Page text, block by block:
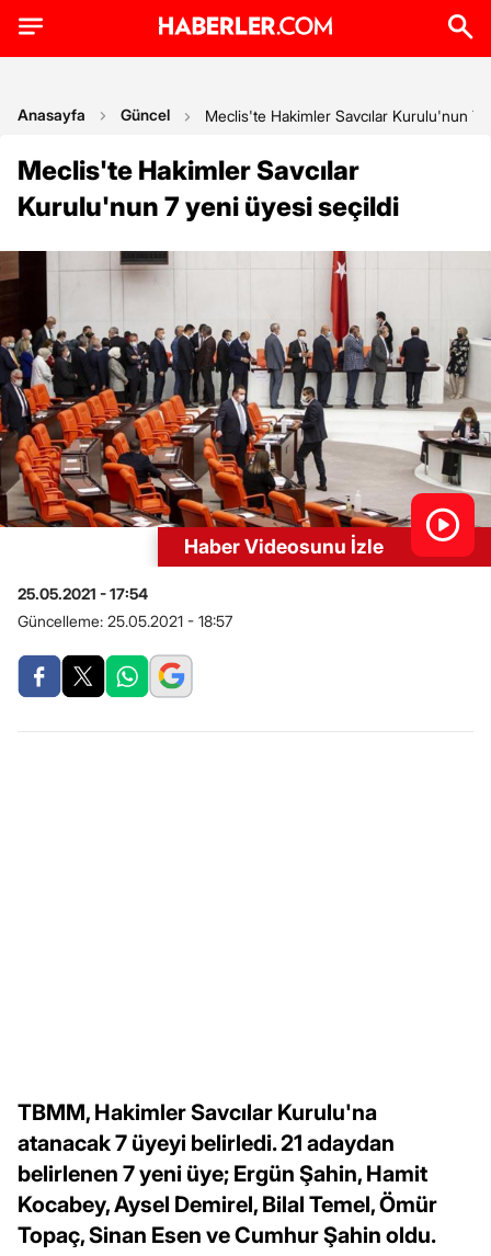
Anasayfa Güncel Meclis'te Hakimler Savcılar Kurulu'nun 7
Meclis'te Hakimler Savcılar
Kurulu'nun 7 yeni üyesi seçildi
Haber Videosunu İzle
25.05.2021 - 17:54
Güncelleme: 25.05.2021 - 18:57
TBMM, Hakimler Savcılar Kurulu'na
atanacak 7 üyeyi belirledi. 21 adaydan
belirlenen 7 yeni üye; Ergün Şahin, Hamit
Kocabey, Aysel Demirel, Bilal Temel, Ömür
Topaç, Sinan Esen ve Cumhur Şahin oldu.